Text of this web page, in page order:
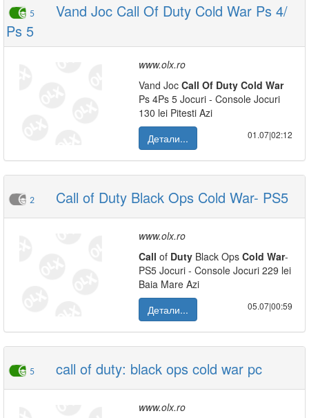
5
Vand Joc Call Of Duty Cold War Ps 4/
Ps 5
www.olx.ro
Vand Joc Call Of Duty Cold War
Ps 4Ps 5 Jocuri - Console Jocuri
130 lei Pitesti Azi
Детали...
01.07|02:12
2 Call of Duty Black Ops Cold War- PS5
www.olx.ro
Call of Duty Black Ops Cold War-
PS5 Jocuri - Console Jocuri 229 lei
Baia Mare Azi
Детали...
05.07|00:59
5 call of duty: black ops cold war pc
www.olx.ro